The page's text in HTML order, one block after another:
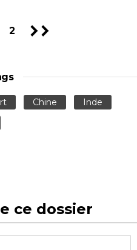
2
Chine
Inde
ce dossier